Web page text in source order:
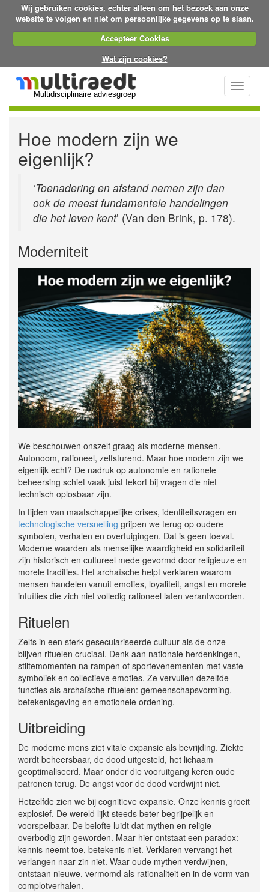
Wij gebruiken cookies, echter alleen om het bezoek aan onze
website te volgen en niet om persoonlijke gegevens op te slaan.
Accepteer Cookies
Wat zijn cookies?
Multidisciplinaire adviesgroep
Toggle
Hoe modern zijn we
eigenlijk?
‘Toenadering en afstand nemen zijn dan
ook de meest fundamentele handelingen
die het leven kent’ (Van den Brink, p. 178).
Moderniteit
We beschouwen onszelf graag als moderne mensen.
Autonoom, rationeel, zelfsturend. Maar hoe modern zijn we
eigenlijk echt? De nadruk op autonomie en rationele
beheersing schiet vaak juist tekort bij vragen die niet
technisch oplosbaar zijn.
In tijden van maatschappelijke crises, identiteitsvragen en
technologische versnelling grijpen we terug op oudere
symbolen, verhalen en overtuigingen. Dat is geen toeval.
Moderne waarden als menselijke waardigheid en solidariteit
zijn historisch en cultureel mede gevormd door religieuze en
morele tradities. Het archaïsche helpt verklaren waarom
mensen handelen vanuit emoties, loyaliteit, angst en morele
intuïties die zich niet volledig rationeel laten verantwoorden.
Rituelen
Zelfs in een sterk geseculariseerde cultuur als de onze
blijven rituelen cruciaal. Denk aan nationale herdenkingen,
stiltemomenten na rampen of sportevenementen met vaste
symboliek en collectieve emoties. Ze vervullen dezelfde
functies als archaïsche rituelen: gemeenschapsvorming,
betekenisgeving en emotionele ordening.
Uitbreiding
De moderne mens ziet vitale expansie als bevrijding. Ziekte
wordt beheersbaar, de dood uitgesteld, het lichaam
geoptimaliseerd. Maar onder die vooruitgang keren oude
patronen terug. De angst voor de dood verdwijnt niet.
Hetzelfde zien we bij cognitieve expansie. Onze kennis groeit
explosief. De wereld lijkt steeds beter begrijpelijk en
voorspelbaar. De belofte luidt dat mythen en religie
overbodig zijn geworden. Maar hier ontstaat een paradox:
kennis neemt toe, betekenis niet. Verklaren vervangt het
verlangen naar zin niet. Waar oude mythen verdwijnen,
ontstaan nieuwe, vermomd als rationaliteit en in de vorm van
complotverhalen.